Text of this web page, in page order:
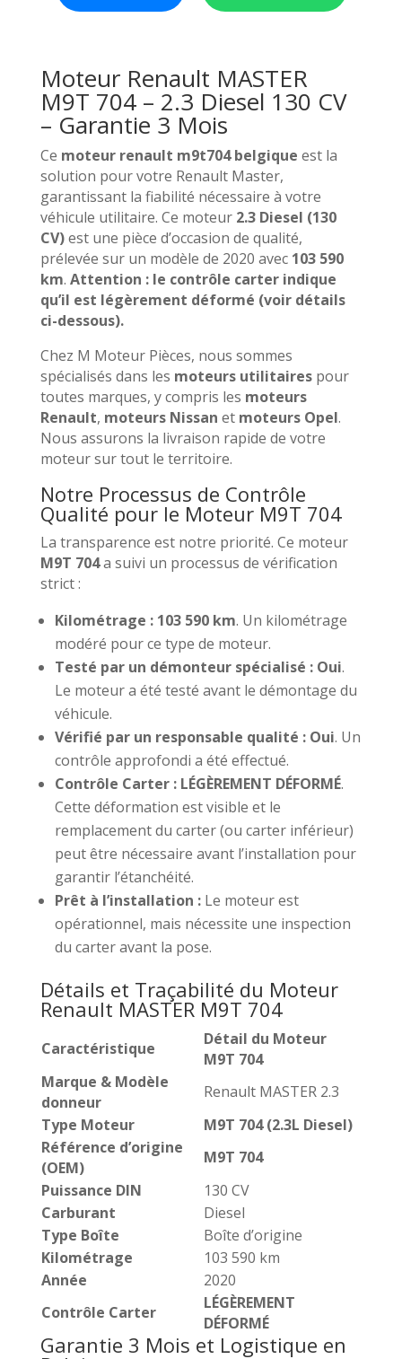
Moteur Renault MASTER
M9T 704 – 2.3 Diesel 130 CV
– Garantie 3 Mois
Ce moteur renault m9t704 belgique est la
solution pour votre Renault Master,
garantissant la fiabilité nécessaire à votre
véhicule utilitaire. Ce moteur 2.3 Diesel (130
CV)est une pièce d’occasion de qualité,
prélevée sur un modèle de 2020 avec 103 590
km. Attention : le contrôle carter indique
qu’il est légèrement déformé (voir détails
ci-dessous).
Chez M Moteur Pièces, nous sommes
spécialisés dans les moteurs utilitairespour
toutes marques, y compris les moteurs
Renault, moteurs Nissan et moteurs Opel.
Nous assurons la livraison rapide de votre
moteur sur tout le territoire.
Notre Processus de Contrôle
Qualité pour le Moteur M9T 704
La transparence est notre priorité. Ce moteur
M9T 704a suivi un processus de vérification
strict :
Kilométrage : 103 590 km. Un kilométrage
modéré pour ce type de moteur.
Testé par un démonteur spécialisé : Oui.
Le moteur a été testé avant le démontage du
véhicule.
Vérifié par un responsable qualité : Oui. Un
contrôle approfondi a été effectué.
Contrôle Carter : LÉGÈREMENT DÉFORMÉ.
Cette déformation est visible et le
remplacement du carter (ou carter inférieur)
peut être nécessaire avant l’installation pour
garantir l’étanchéité.
Prêt à l’installation :Le moteur est
opérationnel, mais nécessite une inspection
du carter avant la pose.
Détails et Traçabilité du Moteur
Renault MASTER M9T 704
Caractéristique
Détail du Moteur
M9T 704
Marque & Modèle
donneur
Renault MASTER 2.3
Type Moteur
M9T 704 (2.3L Diesel)
Référence d’origine
(OEM)
M9T 704
Puissance DIN
130 CV
Carburant
Diesel
Type Boîte
Boîte d’origine
Kilométrage
103 590 km
Année
2020
Contrôle Carter
LÉGÈREMENT
DÉFORMÉ
Garantie 3 Mois et Logistique en